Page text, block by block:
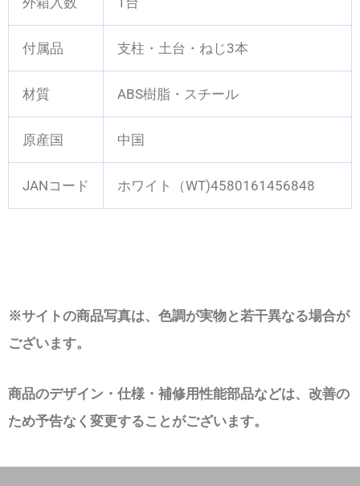
付属品 支柱・土台・ねじ3本
材質 ABS樹脂・スチール
原産国 中国
JANコード ホワイト（WT)4580161456848
※サイトの商品写真は、色調が実物と若干異なる場合が
ございます。
商品のデザイン・仕様・補修用性能部品などは、改善の
ため予告なく変更することがございます。